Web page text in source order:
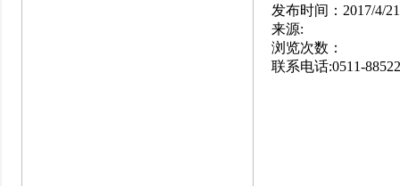
发布时间：2017/4/
来源:
浏览次数：
联系电话:0511-